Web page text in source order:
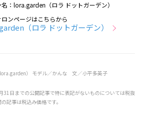
：lora.garden（ロラ ドットガーデン）
ンページはこちらから
（ロラ ドットガーデン）
） モデル／かんな 文／小平多英子
日までの公開記事で特に表記がないものについては税抜
記事は税込み価格です。